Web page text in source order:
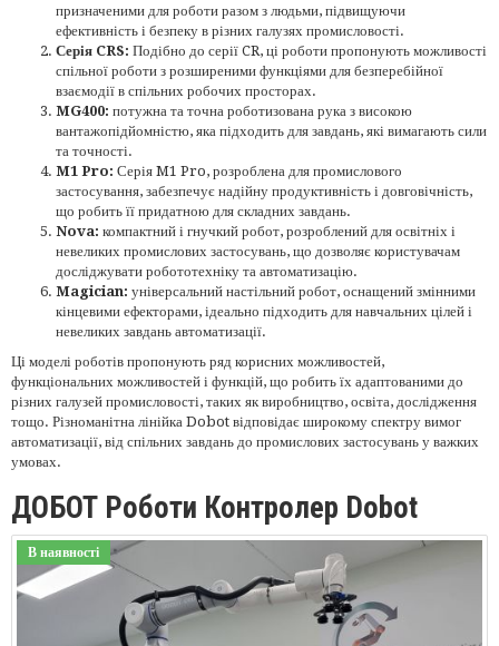
призначеними для роботи разом з людьми, підвищуючи
ефективність і безпеку в різних галузях промисловості.
Серія CRS: Подібно до серії CR, ці роботи пропонують можливості
спільної роботи з розширеними функціями для безперебійної
взаємодії в спільних робочих просторах.
MG400: потужна та точна роботизована рука з високою
вантажопідйомністю, яка підходить для завдань, які вимагають сили
та точності.
M1 Pro: Серія M1 Pro, розроблена для промислового
застосування, забезпечує надійну продуктивність і довговічність,
що робить її придатною для складних завдань.
Nova: компактний і гнучкий робот, розроблений для освітніх і
невеликих промислових застосувань, що дозволяє користувачам
досліджувати робототехніку та автоматизацію.
Magician: універсальний настільний робот, оснащений змінними
кінцевими ефекторами, ідеально підходить для навчальних цілей і
невеликих завдань автоматизації.
Ці моделі роботів пропонують ряд корисних можливостей,
функціональних можливостей і функцій, що робить їх адаптованими до
різних галузей промисловості, таких як виробництво, освіта, дослідження
тощо. Різноманітна лінійка Dobot відповідає широкому спектру вимог
автоматизації, від спільних завдань до промислових застосувань у важких
умовах.
ДОБОТ Роботи Контролер Dobot
В наявності